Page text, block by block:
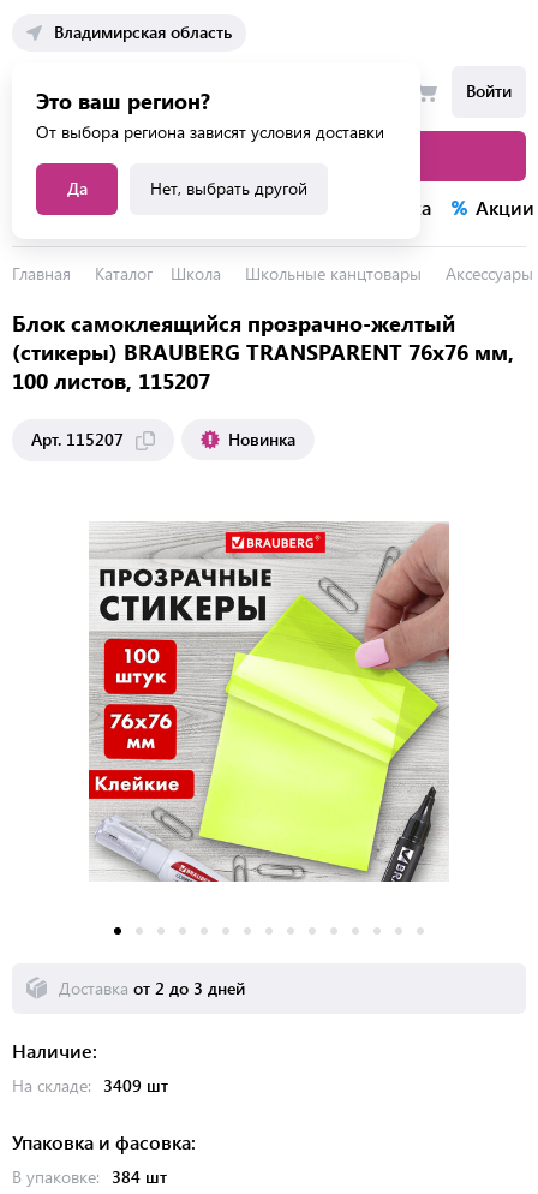
Владимирская область
Это ваш регион?
От выбора региона зависят условия доставки
Да Нет, выбрать другой
Войти
Каталог услуг Распродажа Акции
Главная Каталог Школа Школьные канцтовары
Блок самоклеящийся прозрачно-желтый
(стикеры) BRAUBERG TRANSPARENT 76х76 мм,
100 листов, 115207
Арт. 115207 Новинка
Наличие:
На складе: 3409 шт
Упаковка и фасовка:
В упаковке:
384 шт
Доставка от 2 до 3 дней